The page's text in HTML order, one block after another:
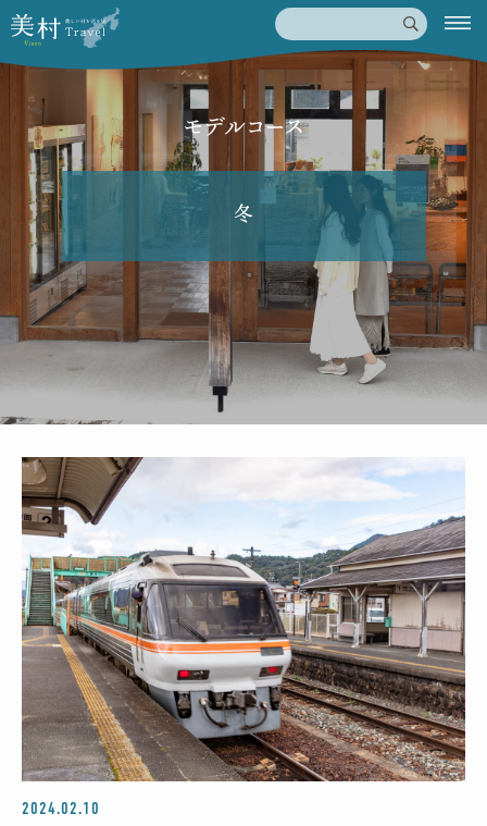
モデルコース
冬
2024.02.10